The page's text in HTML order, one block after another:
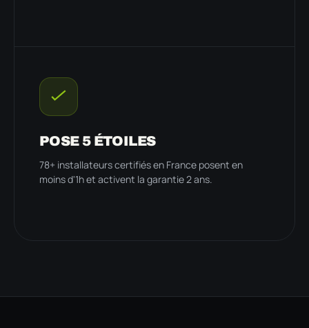
POSE 5 ÉTOILES
78+ installateurs certifiés en France posent en
moins d'1h et activent la garantie 2 ans.